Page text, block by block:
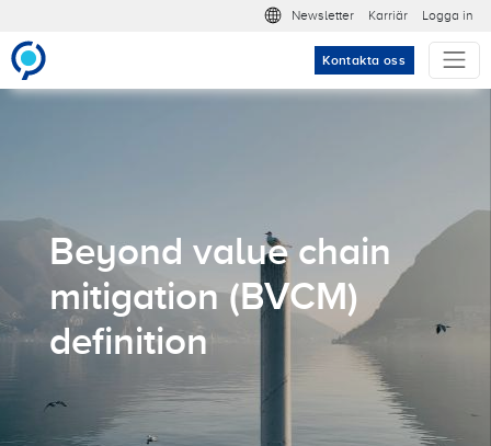
Meta nav
Newsletter Karriär Logga in
Kontakta oss
Beyond value chain
mitigation (BVCM)
definition